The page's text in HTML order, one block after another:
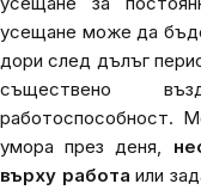
усещане може да
дори след дълъг
съществено
работоспособност.
умора през деня,
върху работа или